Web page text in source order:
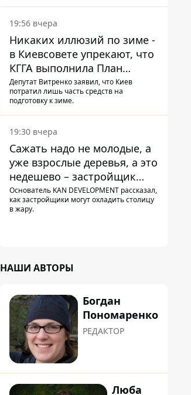
19:56 вчера
Никаких иллюзий по зиме -
в Киевсовете упрекают, что
КГГА выполнила План
устойчивости на 20%
Депутат Витренко заявил, что Киев
потратил лишь часть средств на
подготовку к зиме.
19:30 вчера
Сажать надо не молодые, а
уже взрослые деревья, а это
недешево – застройщик
Никонов
Основатель KAN DEVELOPMENT рассказал,
как застройщики могут охладить столицу
в жару.
НАШИ АВТОРЫ
Богдан
Пономаренко
РЕДАКТОР
Люба